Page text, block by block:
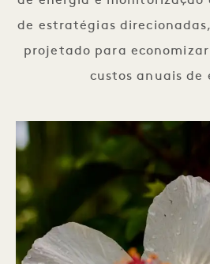
de estratégias
projetado para economizar
custos anuais de